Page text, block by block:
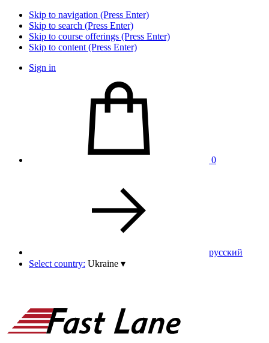
Skip to navigation (Press Enter)
Skip to search (Press Enter)
Skip to course offerings (Press Enter)
Skip to content (Press Enter)
Sign in
0
pусский
Select country: Ukraine ▾